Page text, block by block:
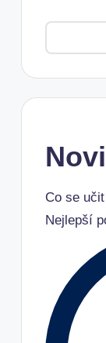
Co se
Nejlepší